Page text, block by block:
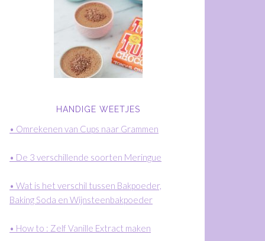
HANDIGE WEETJES
• Omrekenen van Cups naar Grammen
• De 3 verschillende soorten Meringue
• Wat is het verschil tussen Bakpoeder,
Baking Soda en Wijnsteenbakpoeder
• How to : Zelf Vanille Extract maken